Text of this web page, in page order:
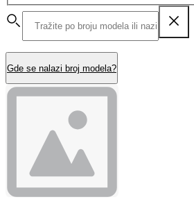
Gde se nalazi broj modela?